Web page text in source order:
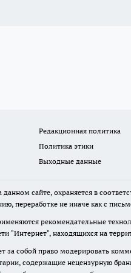
Редакционная политика
Политика этики
Выходные данные
сайте, охраняется в
переработке не иначе как с
рекомендательные
"Интернет", находящихся на
за собой право модерировать
содержащие нецензурную